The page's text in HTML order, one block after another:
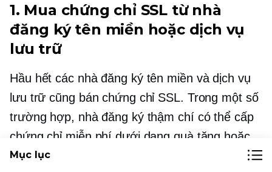
1. Mua chứng chỉ SSL từ nhà
đăng ký tên miền hoặc dịch vụ
lưu trữ
Hầu hết các nhà đăng ký tên miền và dịch vụ
lưu trữ cũng bán chứng chỉ SSL. Trong một số
trường hợp, nhà đăng ký thậm chí có thể cấp
chứng chỉ miễn phí dưới dạng quà tặng hoặc
mua hàng.
Mục lục